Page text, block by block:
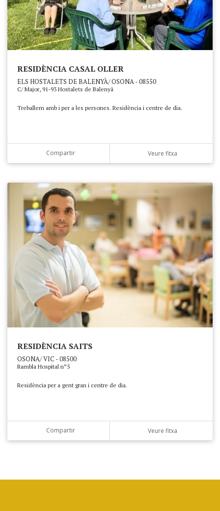
RESIDÈNCIA CASAL OLLER
ELS HOSTALETS DE BALENYÀ/ OSONA - 08550
C/ Major, 91-93 Hostalets de Balenyà
Treballem amb i per a les persones. Residència i centre de dia.
Compartir Veure fitxa
RESIDÈNCIA SAITS
OSONA/ VIC - 08500
Rambla Hospital nº5
Residència per a gent gran i centre de dia.
Compartir Veure fitxa